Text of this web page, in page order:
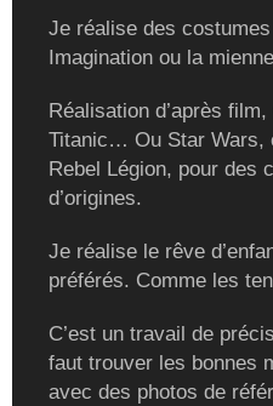
Je réalise des
Imagination ou la
Réalisation d’après
Titanic… Ou Star Wars,
Rebel Légion, pour des
d’origines.
Je réalise le rêve
préférés. Comme les
C’est un travail de
faut trouver les bonnes
avec des photos de